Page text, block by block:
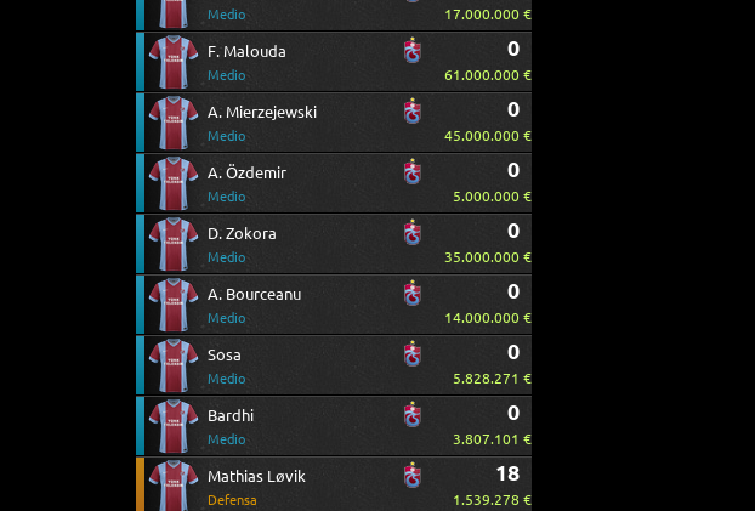
Medio 17.000.000 €
F. Malouda
Medio
0
61.000.000 €
A. Mierzejewski
Medio
0
45.000.000 €
A. Özdemir
Medio
0
5.000.000 €
D. Zokora
Medio
0
35.000.000 €
A. Bourceanu
Medio
0
14.000.000 €
Sosa
Medio
0
5.828.271 €
Bardhi
Medio
0
3.807.101 €
Mathias Løvik
Defensa
18
1.539.278 €